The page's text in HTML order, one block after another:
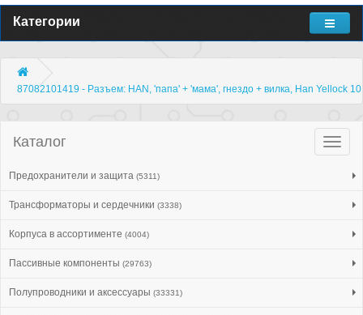
Категории
87082101419 - Разъем: HAN, 'папа' + 'мама', гнездо + вилка, Han Yellock 10
Каталог
Предохранители и защита (5311)
Трансформаторы и сердечники (3338)
Корпуса в ассортименте (4004)
Пассивные компоненты (29763)
Полупроводники и аксессуары (33331)